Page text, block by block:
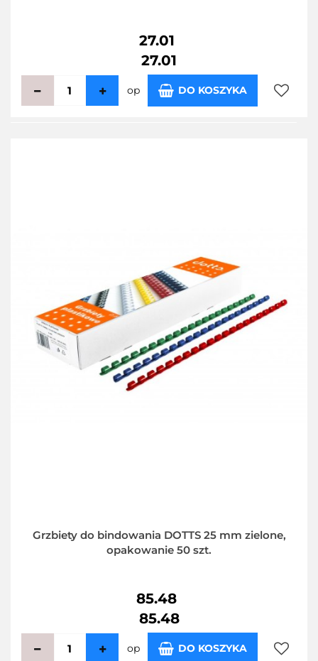
27.01
27.01
op DO KOSZYKA
Grzbiety do bindowania DOTTS 25 mm zielone,
opakowanie 50 szt.
85.48
85.48
op DO KOSZYKA